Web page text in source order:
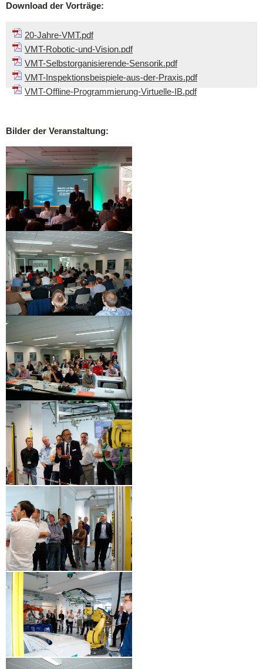
Download der Vorträge:
20-Jahre-VMT.pdf
VMT-Robotic-und-Vision.pdf
VMT-Selbstorganisierende-Sensorik.pdf
VMT-Inspektionsbeispiele-aus-der-Praxis.pdf
VMT-Offline-Programmierung-Virtuelle-IB.pdf
Bilder der Veranstaltung: